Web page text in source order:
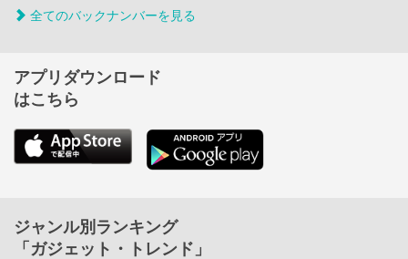
全てのバックナンバーを見る
アプリダウンロード
はこちら
ジャンル別ランキング
「ガジェット・トレンド」